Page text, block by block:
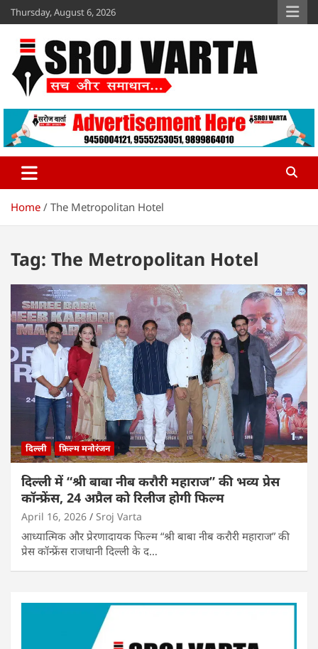
Skip
to
content
Thursday, August 6, 2026
Sroj Varta
www.srojvarta.in
Home The Metropolitan Hotel
Tag: The Metropolitan Hotel
दिल्ली फ़िल्म मनोरंजन
दिल्ली में “श्री बाबा नीब करौरी महाराज” की भव्य प्रेस
कॉन्फ्रेंस, 24 अप्रैल को रिलीज होगी फिल्म
April 16, 2026 Sroj Varta
आध्यात्मिक और प्रेरणादायक फिल्म “श्री बाबा नीब करौरी महाराज” की
प्रेस कॉन्फ्रेंस राजधानी दिल्ली के द…